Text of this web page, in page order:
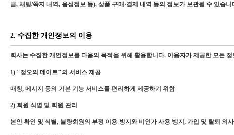
글, 채팅/쪽지 내역, 음성정보 등), 상품 구매·결제 내역 등의 정보가 보관될 수 있습니
2. 수집한 개인정보의 이용
회사는 수집한 개인정보를 다음의 목적을 위해 활용합니다. 이용자가 제공한 모든
1) "정오의 데이트"의 서비스 제공
매칭, 메시지 등의 기본 기능 서비스를 편리하게 제공하기 위함
2) 회원 식별 및 회원 관리
본인 확인 및 식별, 불량회원의 부정 이용 방지와 비인가 사용 방지, 가입 및 탈퇴 의